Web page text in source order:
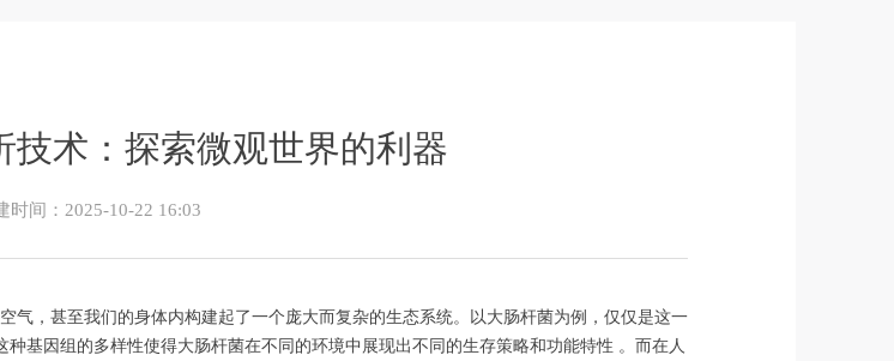
技术：探索微观世界的利器
时间： 2025-10-22 16:03
，甚至我们的身体内构建起了一个庞大而复杂的生态系统。以大肠杆菌为例，仅仅是这一
基因组的多样性使得大肠杆菌在不同的环境中展现出不同的生存策略和功能特性 。而在人